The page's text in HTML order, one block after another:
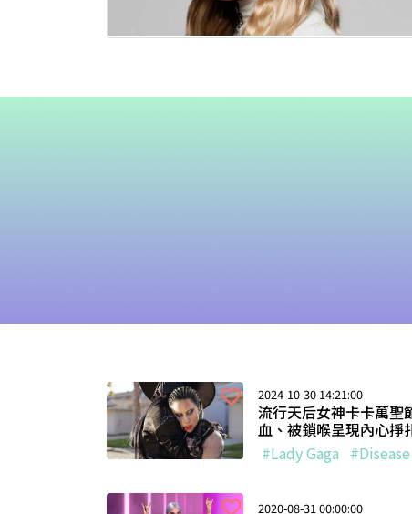
2024-10-30 14:21:00
流行天后女神卡卡萬聖
血、被鎖喉呈現內心掙
#Lady Gaga #Disease
2020-08-31 00:00:00